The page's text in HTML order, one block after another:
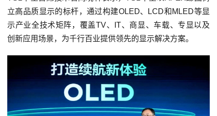
立高品质显示的标杆，通过构建OLED、LCD和MLED等显
示产业全技术矩阵，覆盖TV、IT、商显、车载、专显以及
创新应用场景，为千行百业提供领先的显示解决方案。